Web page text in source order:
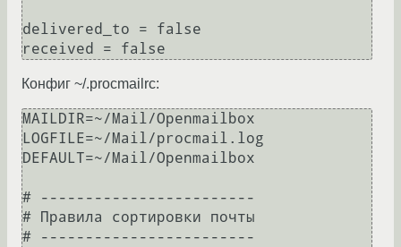
delivered_to = false
Конфиг ~/.procmailrc:
MAILDIR=~/Mail/Openmailbox
LOGFILE=~/Mail/procmail.log
DEFAULT=~/Mail/Openmailbox
# ------------------------
# Правила сортировки почты
# ------------------------